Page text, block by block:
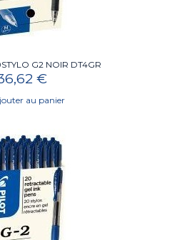
G2 NOIR DT4GR
€
au panier